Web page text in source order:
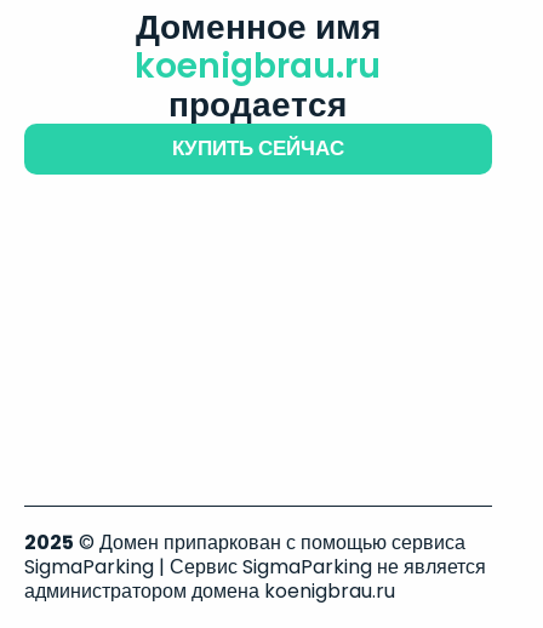
Доменное имя
koenigbrau.ru
продается
КУПИТЬ СЕЙЧАС
2025 © Домен припаркован с помощью сервиса
SigmaParking | Сервис SigmaParking не является
администратором домена koenigbrau.ru